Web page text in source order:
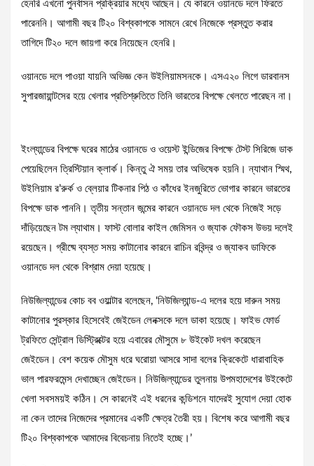
হেনরি এখনো পুনর্বাসন প্রক্রিয়ার মধ্যে আছেন। যে কারনে ওয়ানডে দলে ফিরতে
পারেননি। আগামী বছর টি২০ বিশ্বকাপকে সামনে রেখে নিজেকে প্রস্তুত করার
তাগিদে টি২০ দলে জায়গা করে নিয়েছেন হেনরি।
ওয়ানডে দলে পাওয়া যায়নি অভিজ্ঞ কেন উইলিয়ামসনকে। এসএ২০ লিগে ডারবানস
সুপারজায়ান্টসের হয়ে খেলার প্রতিশ্রুতিতে তিনি ভারতের বিপক্ষে খেলতে পারেছন না।
ইংল্যান্ডের বিপক্ষে ঘরের মাঠের ওয়ানডে ও ওয়েস্ট ইন্ডিজের বিপক্ষে টেস্ট সিরিজে ডাক
পেয়েছিলেন ত্রিস্টিয়ান ক্লার্ক। কিন্তু ঐ সময় তার অভিষেক হয়নি। ন্যাথান স্মিথ,
উইলিয়াম র’রুর্ক ও ব্লেয়ার টিকনার পিঠ ও কাঁধের ইনজুরিতে ভোগার কারনে ভারতের
বিপক্ষে ডাক পাননি। তৃতীয় সন্তান জন্মের কারনে ওয়ানডে দল থেকে নিজেই সড়ে
দাঁড়িয়েছেন টম ল্যাথাম। ফাস্ট বোলার কাইল জেমিসন ও জ্যাক ফৌকস উভয় দলেই
রয়েছেন। গ্রীষ্মে ব্যস্ত সময় কাটানোর কারনে রাচিন রবিন্দ্র ও জ্যাকব ডাফিকে
ওয়ানডে দল থেকে বিশ্রাম দেয়া হয়েছে।
নিউজিল্যান্ডের কোচ বব ওয়াল্টার বলেছেন, ‘নিউজিল্যান্ড-এ দলের হয়ে দারুন সময়
কাটানোর পুরস্কার হিসেবেই জেইডেন লেনক্সকে দলে ডাকা হয়েছে। ফাইভ ফোর্ড
ট্রফিতে সেন্ট্রাল ডিস্ট্রিক্টের হয়ে এবারের মৌসুমে ৮ উইকেট দখল করেছেন
জেইডেন। বেশ কয়েক মৌসুম ধরে ঘরোয়া আসরে সাদা বলের ক্রিকেটে ধারাবাহিক
ভাল পারফরমেন্স দেখাচ্ছেন জেইডেন। নিউজিল্যান্ডের তুলনায় উপমহাদেশের উইকেটে
খেলা সবসময়ই কঠিন। সে কারনেই এই ধরনের কন্ডিশনে যাদেরই সুযোগ দেয়া হোক
না কেন তাদের নিজেদের প্রমানের একটি ক্ষেত্র তৈরী হয়। বিশেষ করে আগামী বছর
টি২০ বিশ্বকাপকে আমাদের বিবেচনায় নিতেই হচ্ছে।’